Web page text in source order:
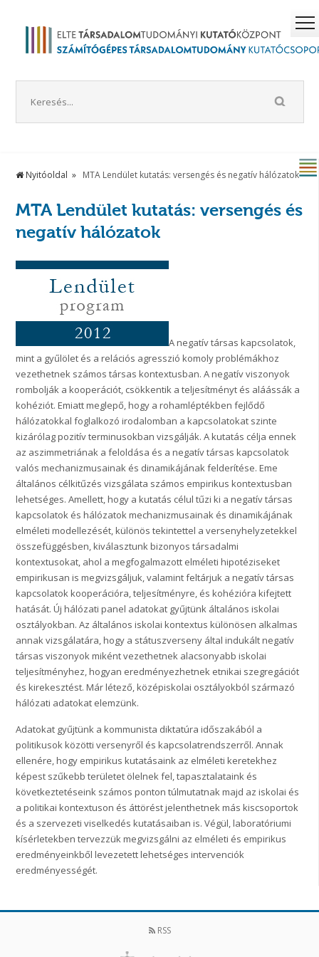
Nyitóoldal MTA Lendület kutatás: versengés és negatív hálózatok
MTA Lendület kutatás: versengés és
negatív hálózatok
A negatív társas kapcsolatok,
mint a gyűlölet és a relációs agresszió komoly problémákhoz
vezethetnek számos társas kontextusban. A negatív viszonyok
rombolják a kooperációt, csökkentik a teljesítményt és aláássák a
kohéziót. Emiatt meglepő, hogy a rohamléptékben fejlődő
hálózatokkal foglalkozó irodalomban a kapcsolatokat szinte
kizárólag pozitív terminusokban vizsgálják. A kutatás célja ennek
az aszimmetriának a feloldása és a negatív társas kapcsolatok
valós mechanizmusainak és dinamikájának felderítése. Eme
általános célkitűzés vizsgálata számos empirikus kontextusban
lehetséges. Amellett, hogy a kutatás célul tűzi ki a negatív társas
kapcsolatok és hálózatok mechanizmusainak és dinamikájának
elméleti modellezését, különös tekintettel a versenyhelyzetekkel
összefüggésben, kiválasztunk bizonyos társadalmi
kontextusokat, ahol a megfogalmazott elméleti hipotéziseket
empirikusan is megvizsgáljuk, valamint feltárjuk a negatív társas
kapcsolatok kooperációra, teljesítményre, és kohézióra kifejtett
hatását. Új hálózati panel adatokat gyűjtünk általános iskolai
osztályokban. Az általános iskolai kontextus különösen alkalmas
annak vizsgálatára, hogy a státuszverseny által indukált negatív
társas viszonyok miként vezethetnek alacsonyabb iskolai
teljesítményhez, hogyan eredményezhetnek etnikai szegregációt
és kirekesztést. Már létező, középiskolai osztályokból származó
hálózati adatokat elemzünk.
Adatokat gyűjtünk a kommunista diktatúra időszakából a
politikusok közötti versenyről és kapcsolatrendszerről. Annak
ellenére, hogy empirikus kutatásaink az elméleti keretekhez
képest szűkebb területet ölelnek fel, tapasztalataink és
következtetéseink számos ponton túlmutatnak majd az iskolai és
a politikai kontextuson és áttörést jelenthetnek más kiscsoportok
és a szervezeti viselkedés kutatásaiban is. Végül, laboratóriumi
kísérletekben tervezzük megvizsgálni az elméleti és empirikus
eredményeinkből levezetett lehetséges intervenciók
eredményességét.
RSS